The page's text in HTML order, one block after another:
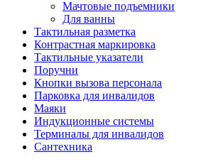
Мачтовые подъемники
Для ванны
Тактильная разметка
Контрастная маркировка
Тактильные указатели
Поручни
Кнопки вызова персонала
Парковка для инвалидов
Маяки
Индукционные системы
Терминалы для инвалидов
Сантехника